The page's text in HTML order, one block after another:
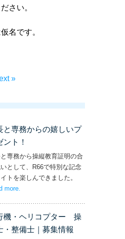
ださい。
名です。
»
と専務からの嬉しいプ
ント！
専務から操縦教育証明の合
として、R66で特別な記念
トを楽しんできました。
more– ‘社長と専務からの嬉しいプレゼン
.
機・ヘリコプター 操
・整備士｜募集情報